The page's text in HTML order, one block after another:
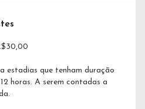
estadias que tenham duração
horas. A serem contadas a